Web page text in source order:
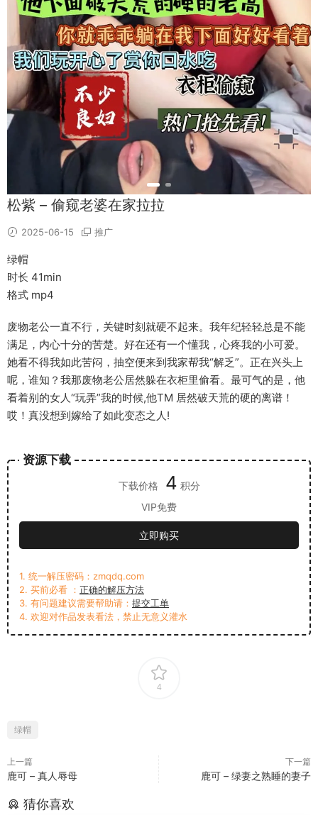
松紫 – 偷窥老婆在家拉拉
2025-06-15 推广
绿帽
时长 41min
格式 mp4
废物老公一直不行，关键时刻就硬不起来。我年纪轻轻总是不能
满足，内心十分的苦楚。好在还有一个懂我，心疼我的小可爱。
她看不得我如此苦闷，抽空便来到我家帮我“解乏”。正在兴头上
呢，谁知？我那废物老公居然躲在衣柜里偷看。最可气的是，他
看着别的女人“玩弄”我的时候,他TM 居然破天荒的硬的离谱！
哎！真没想到嫁给了如此变态之人!
资源下载
下载价格 4 积分
VIP免费
立即购买
1. 统一解压密码：zmqdq.com
2. 买前必看 ： 正确的解压方法
3. 有问题建议需要帮助请： 提交工单
4. 欢迎对作品发表看法，禁止无意义灌水
4
绿帽
上一篇
鹿可 – 真人辱母
下一篇
鹿可 – 绿妻之熟睡的妻子
猜你喜欢